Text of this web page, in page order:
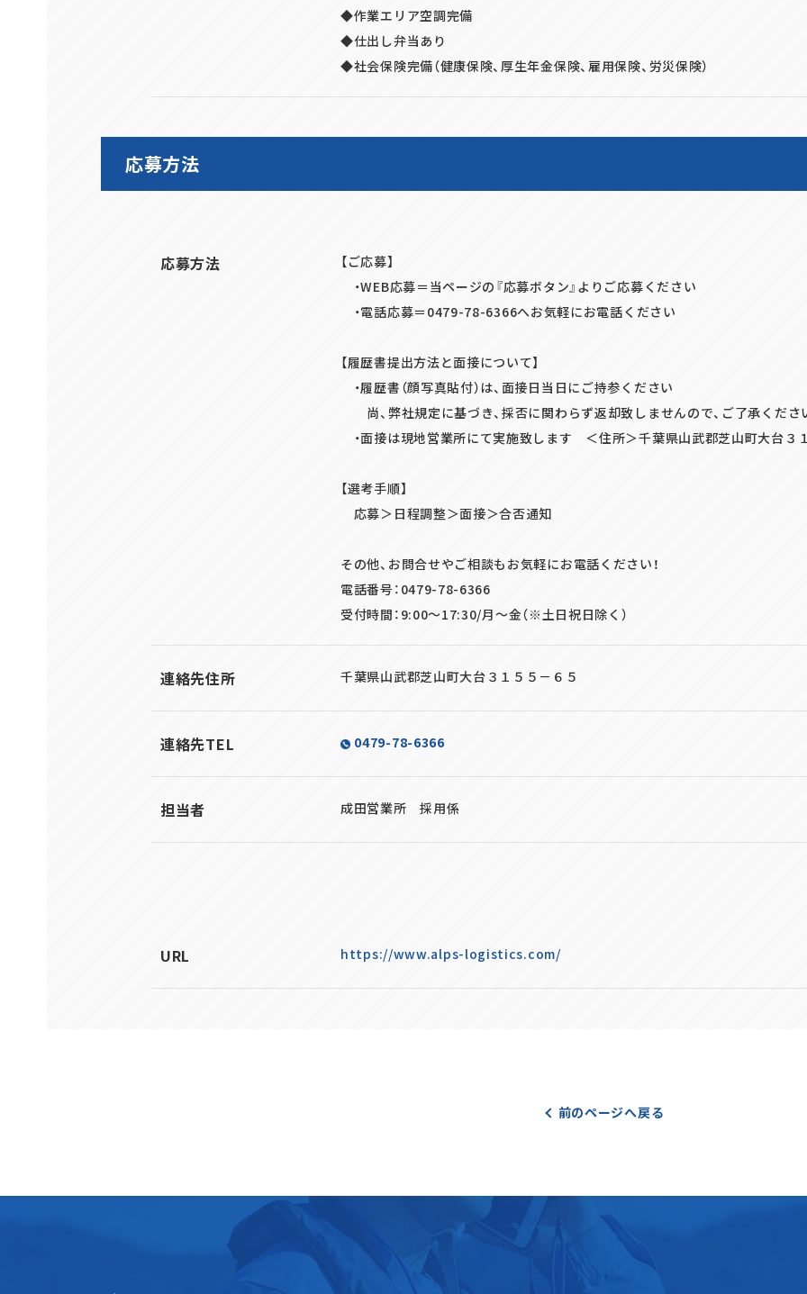
◆作業エリア空調完備
◆仕出し弁当あり
◆社会保険完備（健康保険、厚生年金保険、雇用保険、労災保険）
応募方法
応募方法
【ご応募】
・WEB応募＝当ページの『応募ボタン』よりご応募ください
・電話応募＝0479-78-6366へお気軽にお電話ください
【履歴書提出方法と面接について】
・履歴書（顔写真貼付）は、面接日当日にご持参ください
尚、弊社規定に基づき、採否に関わらず返却致しませんので、ご了承くださ
・面接は現地営業所にて実施致します ＜住所＞千葉県山武郡芝山町大台３
【選考手順】
応募＞日程調整＞面接＞合否通知
その他、お問合せやご相談もお気軽にお電話ください！
電話番号：0479-78-6366
受付時間：9:00～17:30/月～金（※土日祝日除く）
連絡先住所 千葉県山武郡芝山町大台３１５５－６５
連絡先TEL 0479-78-6366
担当者 成田営業所 採用係
URL https://www.alps-logistics.com/
前のページへ戻る